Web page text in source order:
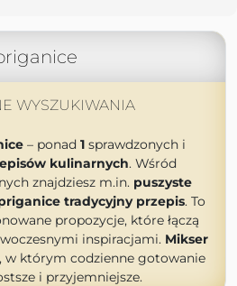
WYSZUKIWANIA
– ponad 1 sprawdzonych i
kulinarnych. Wśród
znajdziesz m.in. puszyste
tradycyjny przepis. To
propozycje, które łączą
inspiracjami. Mikser
którym codzienne gotowanie
i przyjemniejsze.